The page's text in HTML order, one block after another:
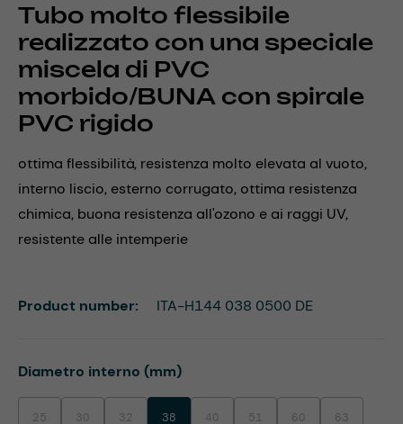
Tubo molto flessibile
realizzato con una speciale
miscela di PVC
morbido/BUNA con spirale
PVC rigido
ottima flessibilità, resistenza molto elevata al vuoto,
interno liscio, esterno corrugato, ottima resistenza
chimica, buona resistenza all'ozono e ai raggi UV,
resistente alle intemperie
Select
Diametro interno (mm)
25 30 32 38 40 51 60 63
Product number: ITA-H144 038 0500 DE